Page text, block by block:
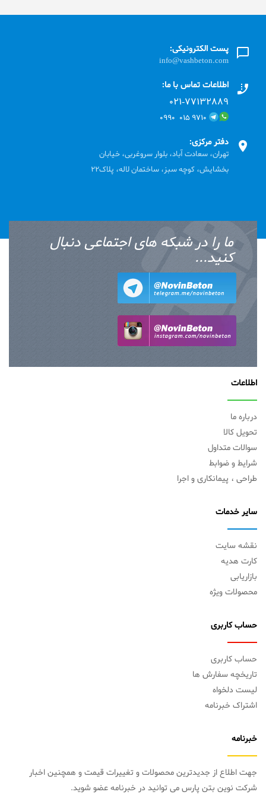
پست الکترونیکی:
info@vashbeton.com
اطلاعات تماس با ما:
۰۲۱-۷۷۱٣۲۸۸۹
۹۷۱۰ ۰۱۵ ۰۹۹۰
دفتر مرکزی:
تهران، سعادت آباد، بلوار سروغربی، خیابان
بخشایش، کوچه سبز، ساختمان لاله، پلاک22
ما را در شبکه های اجتماعی دنبال
کنید...
اطلاعات
درباره ما
تحویل کالا
سوالات متداول
شرایط و ضوابط
طراحی ، پیمانکاری و اجرا
سایر خدمات
نقشه سایت
کارت هدیه
بازاریابی
محصولات ویژه
حساب کاربری
حساب کاربری
تاریخچه سفارش ها
لیست دلخواه
اشتراک خبرنامه
خبرنامه
جهت اطلاع از جدیدترین محصولات و تغییرات قیمت و همچنین اخبار
شرکت نوین بتن پارس می توانید در خبرنامه عضو شوید.